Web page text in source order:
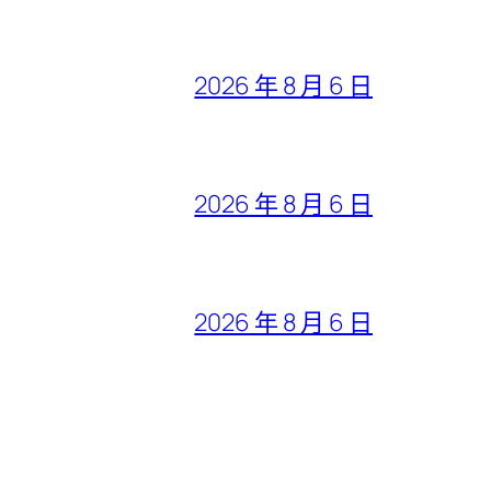
2026 年 8 月 6 日
2026 年 8 月 6 日
2026 年 8 月 6 日